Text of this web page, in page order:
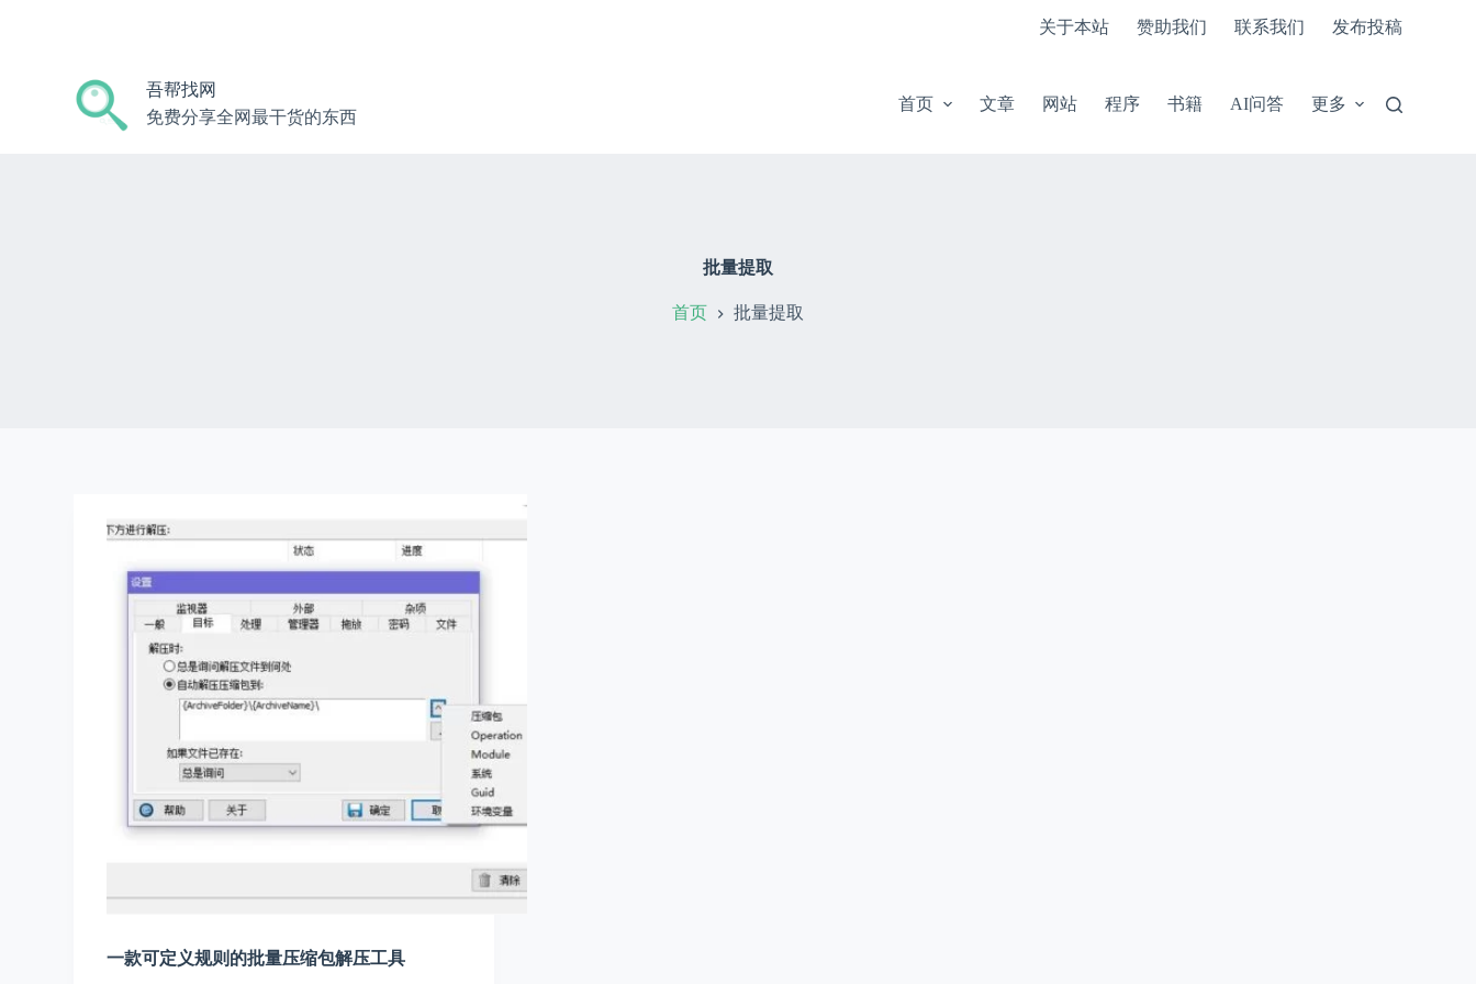
关于本站 赞助我们 联系我们 发布投稿
吾帮找网
免费分享全网最干货的东西
首页 文章 网站 程序 书籍 AI问答 更多
批量提取
首页 批量提取
一款可定义规则的批量压缩包解压工具